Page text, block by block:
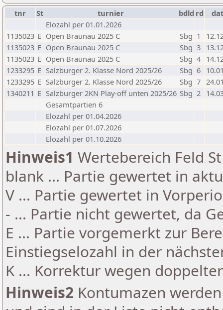
tnr St turnier bdld rd
Elozahl per 01.01.2026
1135023 E Open Braunau 2025 C Sbg 1
1135023 E Open Braunau 2025 C Sbg 3
1135023 E Open Braunau 2025 C Sbg 4
1233295 E Salzburger 2. Klasse Nord 2025/26 Sbg 6
1233295 E Salzburger 2. Klasse Nord 2025/26 Sbg 7
1340211 E Salzburger 2KN Play-off unten 2025/26 Sbg 2
Gesamtpartien 6
Elozahl per 01.04.2026
Elozahl per 01.07.2026
Elozahl per 01.10.2026
Hinweis1 Wertebereich Feld
blank ... Partie gewertet in
V ... Partie gewertet in
- ... Partie nicht gewertet, da
E ... Partie vorgemerkt zur
Einstiegselozahl in der
K ... Korrektur wegen
Hinweis2 Kontumazen